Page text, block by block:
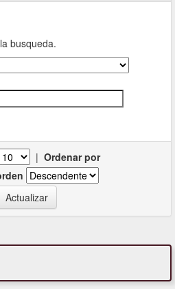
busqueda.
| Ordenar por